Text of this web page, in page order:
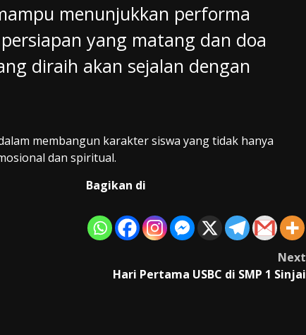
menunjukkan performa
yang matang dan doa
diraih akan sejalan dengan
membangun karakter siswa yang tidak hanya
dan spiritual.
Bagikan di
Next
Hari Pertama USBC di SMP 1 Sinjai